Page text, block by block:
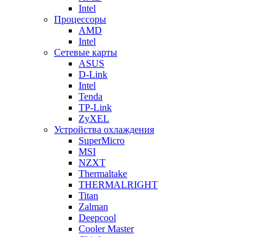
Intel
Процессоры
AMD
Intel
Сетевые карты
ASUS
D-Link
Intel
Tenda
TP-Link
ZyXEL
Устройства охлаждения
SuperMicro
MSI
NZXT
Thermaltake
THERMALRIGHT
Titan
Zalman
Deepcool
Cooler Master